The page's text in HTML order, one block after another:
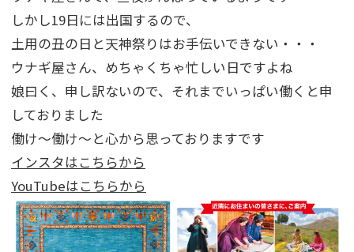
しかし19日には出国するので、
土用の丑の日と天神祭りはお手伝いできない・・・
ウナギ屋さん、めちゃくちゃ忙しい日ですよね
娘曰く、申し訳ないので、それまでいっぱい働くと申
しておりました
働け～働け～と心から思っておりますです
インスタはこちらから
YouTubeはこちらから